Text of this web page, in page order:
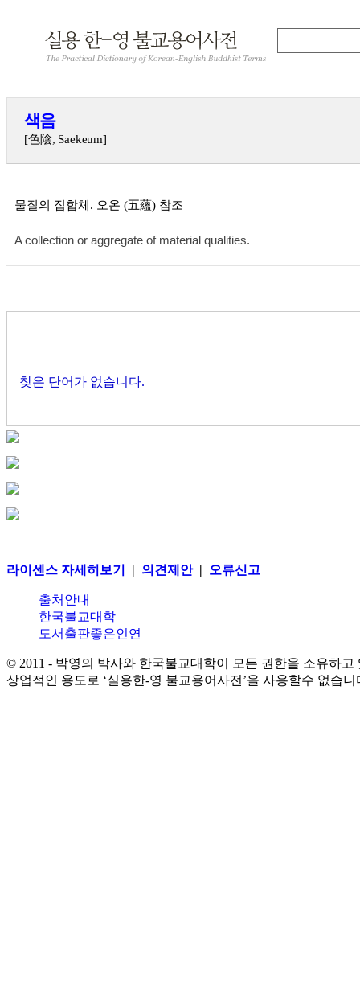
색음
[色陰, Saekeum]
물질의 집합체. 오온 (五蘊) 참조
A collection or aggregate of material qualities.
찾은 단어가 없습니다.
라이센스 자세히보기 | 의견제안| 오류신고
출처안내
한국불교대학
도서출판좋은인연
© 2011 - 박영의 박사와 한국불교대학이 모든 권한을 소유하고
상업적인 용도로 ‘실용한-영 불교용어사전’을 사용할수 없습니